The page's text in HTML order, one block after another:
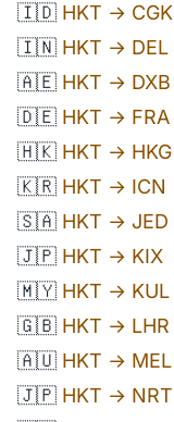
🇮🇩 HKT → CGK
🇮🇳 HKT → DEL
🇦🇪 HKT → DXB
🇩🇪 HKT → FRA
🇭🇰 HKT → HKG
🇰🇷 HKT → ICN
🇸🇦 HKT → JED
🇯🇵 HKT → KIX
🇲🇾 HKT → KUL
🇬🇧 HKT → LHR
🇦🇺 HKT → MEL
🇯🇵 HKT → NRT